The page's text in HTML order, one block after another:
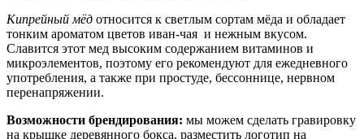
Кипрейный мёд относится к светлым сортам мёда и обладает
тонким ароматом цветов иван-чая и нежным вкусом.
Славится этот мед высоким содержанием витаминов и
микроэлементов, поэтому его рекомендуют для ежедневного
употребления, а также при простуде, бессоннице, нервном
перенапряжении.
Возможности брендирования: мы можем сделать гравировку
на крышке деревянного бокса, разместить логотип на